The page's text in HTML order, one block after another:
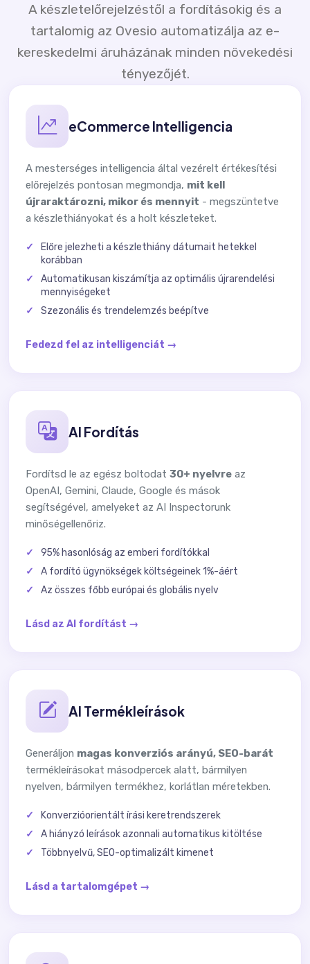
A készletelőrejelzéstől a fordításokig és a
tartalomig az Ovesio automatizálja az e-
kereskedelmi áruházának minden növekedési
tényezőjét.
eCommerce Intelligencia
A mesterséges intelligencia által vezérelt értékesítési
előrejelzés pontosan megmondja, mit kell
újraraktározni, mikor és mennyit - megszüntetve
a készlethiányokat és a holt készleteket.
Előre jelezheti a készlethiány dátumait hetekkel
korábban
Automatikusan kiszámítja az optimális újrarendelési
mennyiségeket
Szezonális és trendelemzés beépítve
Fedezd fel az intelligenciát →
AI Fordítás
Fordítsd le az egész boltodat 30+ nyelvre az
OpenAI, Gemini, Claude, Google és mások
segítségével, amelyeket az AI Inspectorunk
minőségellenőriz.
95% hasonlóság az emberi fordítókkal
A fordító ügynökségek költségeinek 1%-áért
Az összes főbb európai és globális nyelv
Lásd az AI fordítást →
AI Termékleírások
Generáljon magas konverziós arányú, SEO-barát
termékleírásokat másodpercek alatt, bármilyen
nyelven, bármilyen termékhez, korlátlan méretekben.
Konverzióorientált írási keretrendszerek
A hiányzó leírások azonnali automatikus kitöltése
Többnyelvű, SEO-optimalizált kimenet
Lásd a tartalomgépet →